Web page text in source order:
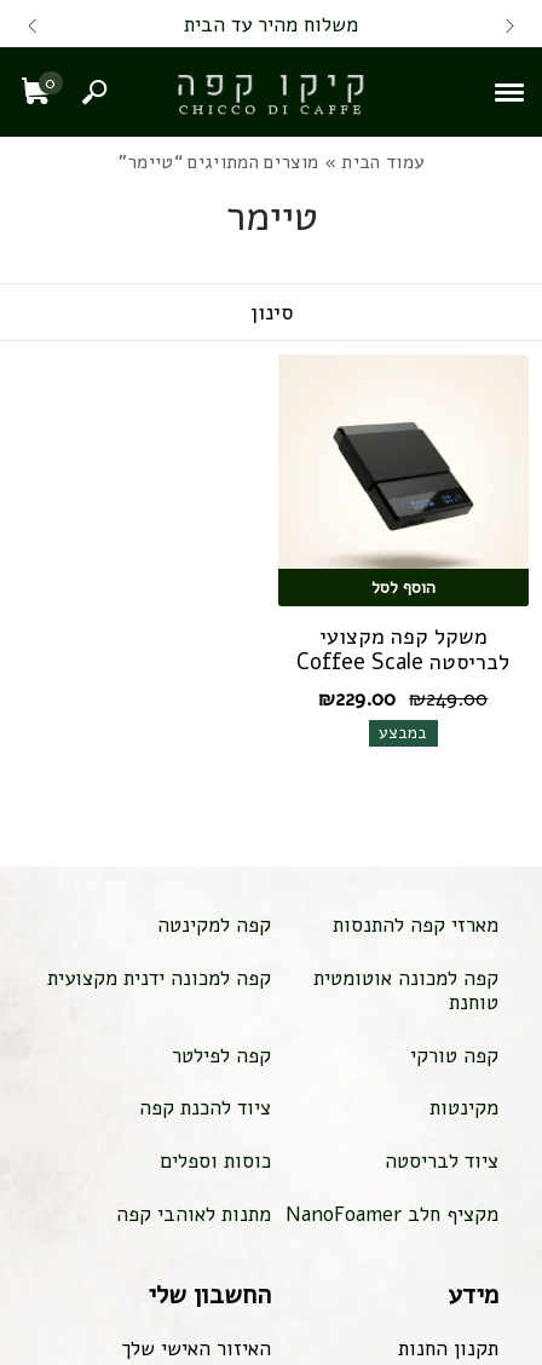
Skip to Content
Contact Us משלוח מהיר עד הבית
0
חיפוש
עמוד הבית» מוצרים המתויגים “טיימר”
טיימר
סינון
הוסף לסל
משקל קפה מקצועי
לבריסטה Coffee Scale
₪249.00
המחיר
המקורי
היה:
₪229.00
במבצע
מארזי קפה להתנסות
קפה למקינטה
קפה למכונה אוטומטית
טוחנת
קפה למכונה ידנית מקצועית
קפה טורקי
קפה לפילטר
מקינטות
ציוד להכנת קפה
ציוד לבריסטה
כוסות וספלים
מקציף חלב NanoFoamer
מתנות לאוהבי קפה
מידע
תקנון החנות
החשבון שלי
האיזור האישי שלך
Back top top